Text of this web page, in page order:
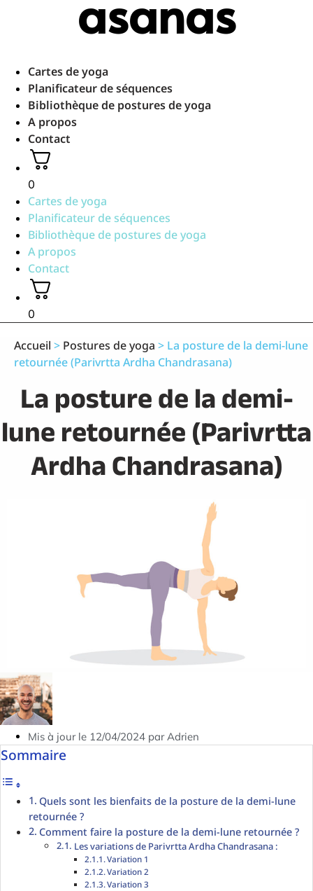
asanas
Cartes de yoga
Planificateur de séquences
Bibliothèque de postures de yoga
A propos
Contact
0
Cartes de yoga
Planificateur de séquences
Bibliothèque de postures de yoga
A propos
Contact
0
Accueil > Postures de yoga > La posture de la demi-lune
retournée (Parivrtta Ardha Chandrasana)
La posture de la demi-
lune retournée (Parivrtta
Ardha Chandrasana)
Mis à jour le 12/04/2024 par Adrien
Sommaire
Quels sont les bienfaits de la posture de la demi-lune
retournée ?
Comment faire la posture de la demi-lune retournée ?
Les variations de Parivrtta Ardha Chandrasana :
Variation 1
Variation 2
Variation 3